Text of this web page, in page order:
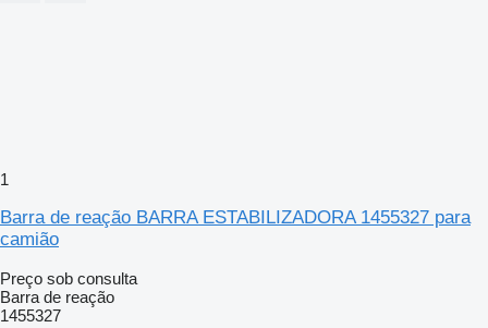
1
Barra de reação BARRA ESTABILIZADORA 1455327 para
camião
Preço sob consulta
Barra de reação
1455327